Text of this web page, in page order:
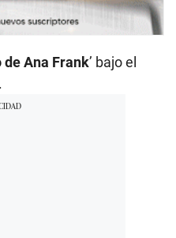
de Ana Frank’ bajo el